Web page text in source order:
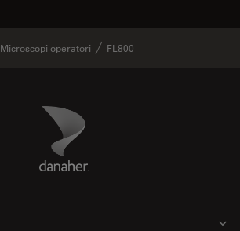
Microscopi operatori FL800
Danaher Logo